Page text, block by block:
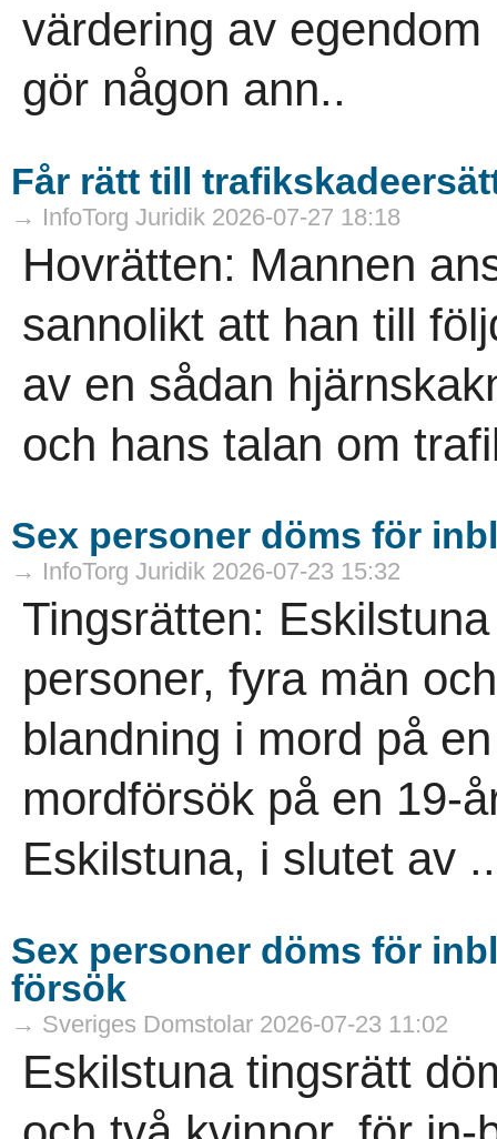
värdering av
gör någon ann..
Får rätt till
→ InfoTorg Juridik 2026-07-27 18:18
Hovrätten: Mannen
sannolikt att han till
av en sådan
och hans talan om
Sex personer döms för
→ InfoTorg Juridik 2026-07-23 15:32
Tingsrätten:
personer, fyra män
blandning i mord på
mordförsök på en 19-
Eskilstuna, i slutet av ..
Sex personer döms för
försök
→ Sveriges Domstolar 2026-07-23 11:02
Eskilstuna tingsrätt